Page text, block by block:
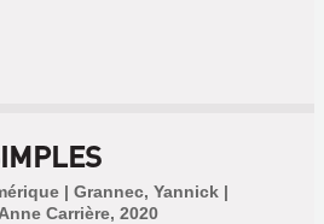
| Grannec, Yannick |
Carrière, 2020